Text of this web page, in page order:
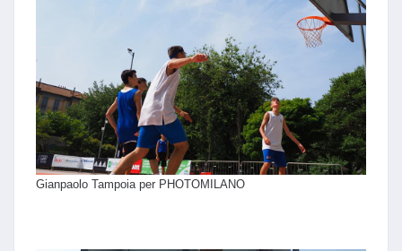
Gianpaolo Tampoia per PHOTOMILANO